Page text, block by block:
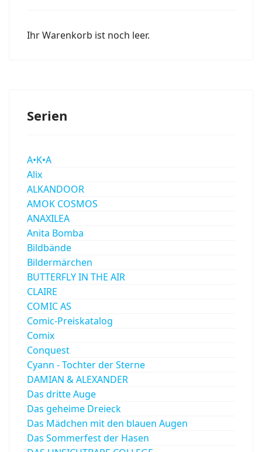
Ihr Warenkorb ist noch leer.
Serien
A•K•A
Alix
ALKANDOOR
AMOK COSMOS
ANAXILEA
Anita Bomba
Bildbände
Bildermärchen
BUTTERFLY IN THE AIR
CLAIRE
COMIC AS
Comic-Preiskatalog
Comix
Conquest
Cyann - Tochter der Sterne
DAMIAN & ALEXANDER
Das dritte Auge
Das geheime Dreieck
Das Mädchen mit den blauen Augen
Das Sommerfest der Hasen